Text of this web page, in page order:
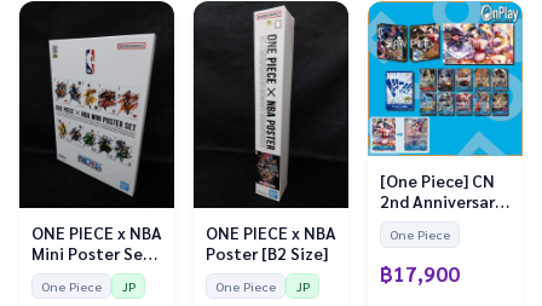
ONE PIECE x NBA
Mini Poster Set
[B4 Size] (10
Sheets)
One Piece JP
ONE PIECE x NBA
Poster [B2 Size]
One Piece JP
[One Piece] CN
2nd Anniversary
Set Boa
Hancock
One Piece
฿17,900